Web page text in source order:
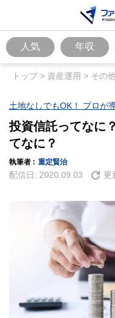
人気 年収
トップ> 資産運用 > その
土地なしでもOK！ プロが
投資信託ってなに
てなに？
執筆者 : 重定賢治
配信日: 2020.09.03 更